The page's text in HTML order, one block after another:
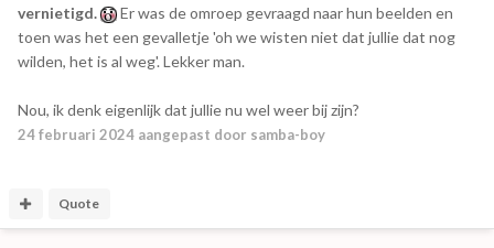
vernietigd.
Er was de omroep gevraagd naar hun beelden en
toen was het een gevalletje 'oh we wisten niet dat jullie dat nog
wilden, het is al weg'. Lekker man.
Nou, ik denk eigenlijk dat jullie nu wel weer bij zijn?
24 februari 2024 aangepast door samba-boy
Quote